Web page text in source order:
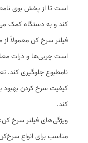
است تا از پخش بوی
کند و به دستگاه کمک
فیلتر سرخ کن معمولاً
است چربی‌ها و ذرات
نامطبوع جلوگیری کند.
کیفیت سرخ کردن بهبود
کند.
ویژگی‌های فیلتر سرخ کن:
مناسب برای انواع